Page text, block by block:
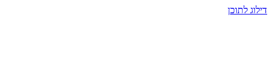
דילוג לתוכן